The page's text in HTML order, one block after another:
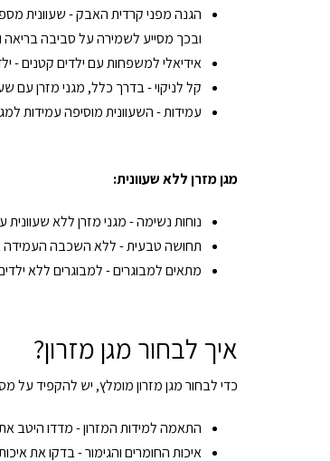
הגנה מפני קרדית האבק - שעוונית
ובכך מסייע לשמירה על סביבה בריאה
אידיאלי למשפחות עם ילדים קטנים -
קל לניקוי - בדרך כלל, מגני מזרן עם
עמידות - השעוונית מוסיפה עמידות
מגן מזרן ללא שעוונית:
נוחות נשימה - מגני מזרן ללא
תחושה טבעית - ללא השכבה העמידה
מתאים למבוגרים - למבוגרים ללא
איך לבחור מגן מזרון?
כדי לבחור מגן מזרון מומלץ, יש להקפיד על
התאמה למידות המזרון - מדדו היטב את
איכות החומרים והגימור - בדקו את